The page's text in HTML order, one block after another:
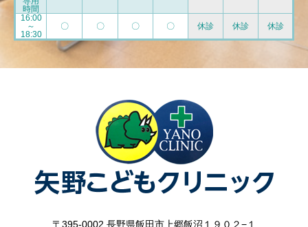
時間
16:00
～
18:30
〇 〇 〇 〇 休診 休診 休診
〒395-0002 長野県飯田市上郷飯沼１９０２−１